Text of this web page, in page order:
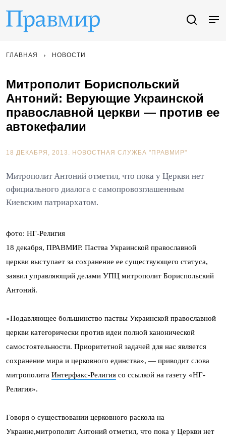
ГЛАВНАЯ НОВОСТИ
Митрополит Бориспольский
Антоний: Верующие Украинской
православной церкви — против ее
автокефалии
18 ДЕКАБРЯ, 2013. НОВОСТНАЯ СЛУЖБА "ПРАВМИР"
Митрополит Антоний отметил, что пока у Церкви нет
официального диалога с самопровозглашенным
Киевским патриархатом.
фото: НГ-Религия
18 декабря, ПРАВМИР. Паства Украинской православной
церкви выступает за сохранение ее существующего статуса,
заявил управляющий делами УПЦ митрополит Бориспольский
Антоний.
«Подавляющее большинство паствы Украинской православной
церкви категорически против идеи полной канонической
самостоятельности. Приоритетной задачей для нас является
сохранение мира и церковного единства», — приводит слова
митрополита Интерфакс-Религия со ссылкой на газету «НГ-
Религия».
Говоря о существовании церковного раскола на
Украине,митрополит Антоний отметил, что пока у Церкви нет